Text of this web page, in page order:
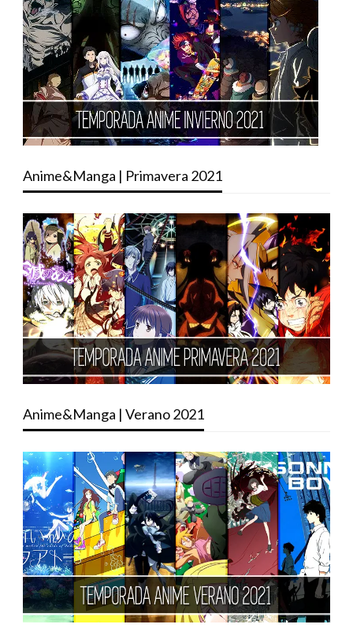
Anime&Manga | Primavera 2021
Anime&Manga | Verano 2021